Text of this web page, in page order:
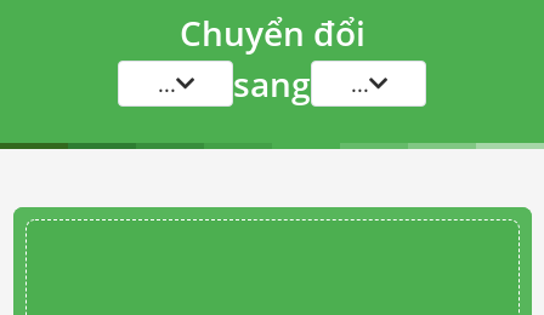
Chuyển đổi
... sang ...